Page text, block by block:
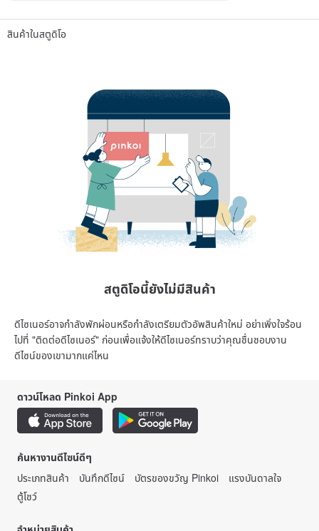
สินค้าในสตูดิโอ
สตูดิโอนี้ยังไม่มีสินค้า
ดีไซเนอร์อาจกำลังพักผ่อนหรือกำลังเตรียมตัวอัพสินค้าใหม่ อย่าเพิ่งใจร้อน
ไปที่ "ติดต่อดีไซเนอร์" ก่อนเพื่อแจ้งให้ดีไซเนอร์ทราบว่าคุณชื่นชอบงาน
ดีไซน์ของเขามากแค่ไหน
ดาวน์โหลด Pinkoi App
ค้นหางานดีไซน์ดีๆ
ประเภทสินค้า
บันทึกดีไซน์ บัตรของขวัญ Pinkoi
แรงบันดาลใจ
ตู้โชว์